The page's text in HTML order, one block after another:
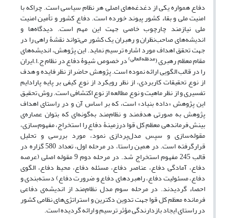
دفاع همواره یکی از دغدغه‌های اصلی هر نظام سیاسی است. چراکه با
امنیت ملی و بقاء کشور پیوند خورده است. دفاع کشور و تأمین امنیت
ملی نیازمند چارچوب خاصی جهت این مهم است. دیدگاه‌ها و
اندیشه‌های صاحب‌نظران و رهبران یک کشور می‌تواند نقشۀ راهی را در
جهت تحقق اهداف مورد اشاره ترسیم نماید. این پژوهش، اندیشه‌های
مقام معظم رهبری (مدظله‌العالی)در خصوص شیوۀ دفاع در نظام ج.ا.ایران
را در قالب الگویی ارائه نموده است. پژوهش حاضر از نظر فایده و هدف
از نوع تحقیقات کاربردی، از نظر رویکرد از نوع کیفی بر پایه پارادایم
تفسیری و از نظر ماهیت و نوع مطالعه از نوع اکتشافی است. روش تحقیق
این پژوهش «داده بنیاد» است، که بر اساس آن و در راستای اهداف
پژوهش به صورتی هدفمند و نظام‌مند به‌گونه‌ای که بتوان عصاره‌ی
بینش فرماندهی معظم کل قوا درزمینۀ دفاع را استخراج، مفهوم‌سازی،
مقوله‌سازی و سپس مدل‌پردازی نمود، مورد بررسی و تحلیل
قرارگرفته است. در همین راستا، در مرحله اول، تعداد 580 گزاره در
قالب 245 مفهوم استخراج شد. در مرحله دوم 9 مقوله اصلی (عرصه
دفاع، آمادگی دفاع، عناصر دفاع، مسئله دفاع، محیط دفاع، الگوی
دفاع، مسئولیت دفاع، راهبردهای دفاع و ضرورت دفاع) دسته‌بندی و
احصاء گردیدند. در مرحله سوم مدل نظام‌مند از اندیشه‌ی دفاعی
فرمانده معظم کل قوا جهت تدوین دکترین و استراتژی‌های نظامی کشور
در راستای ایجاد بازدارندگی مؤثر ترسیم و ارائه گردیده است.